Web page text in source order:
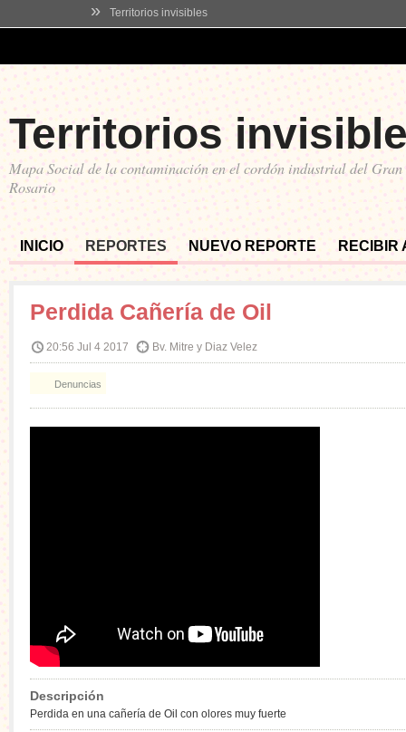
» Territorios invisibles
Territorios
Mapa Social de la contaminación en el cordón industrial del Gran
Rosario
INICIO REPORTES NUEVO REPORTE RECIBIR
Perdida Cañería de Oil
20:56 Jul 4 2017 Bv. Mitre y Diaz Velez
Denuncias
Descripción
Perdida en una cañería de Oil con olores muy fuerte